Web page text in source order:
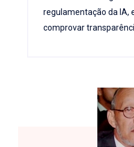
regulamentação da IA,
comprovar